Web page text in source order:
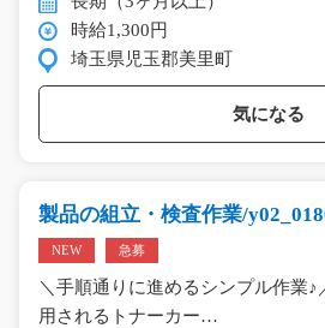
時給1,300円
埼玉県児玉郡美里町
気になる
製品の組立・検査作業/
NEW 急募
＼手順通りに進めるシンプル作業♪
用されるトナーカー…